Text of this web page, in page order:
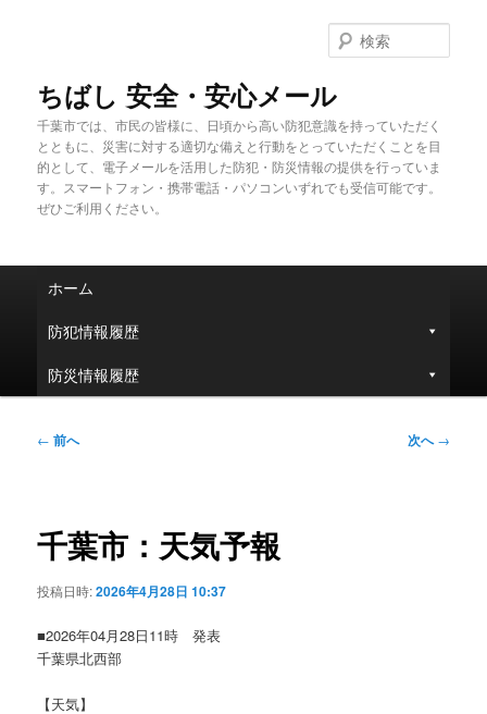
ちばし 安全・安心メール
千葉市では、市民の皆様に、日頃から高い防犯意識を持っていただく
とともに、災害に対する適切な備えと行動をとっていただくことを目
的として、電子メールを活用した防犯・防災情報の提供を行っていま
す。スマートフォン・携帯電話・パソコンいずれでも受信可能です。
ぜひご利用ください。
索
ュ
ホーム
防犯情報履歴
防災情報履歴
投
ゲ
ー
ョ
← 前へ 次へ→
千葉市：天気予報
投稿日時:2026年4月28日 10:37
■2026年04月28日11時 発表
千葉県北西部
【天気】